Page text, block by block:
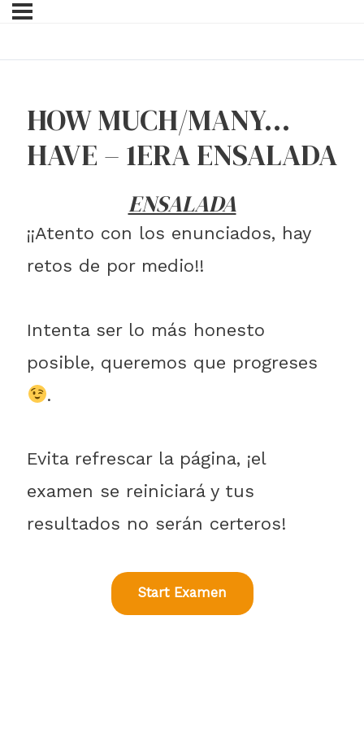
HOW MUCH/MANY…
HAVE – 1ERA ENSALADA
ENSALADA
¡¡Atento con los enunciados, hay
retos de por medio!!
Intenta ser lo más honesto
posible, queremos que progreses
.
Evita refrescar la página, ¡el
examen se reiniciará y tus
resultados no serán certeros!